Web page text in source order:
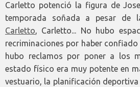
Carletto potenció la figura de
temporada soñada a pesar de
Carletto, Carletto... No hubo
recriminaciones por haber
hubo reclamos por poner a los
estado físico era muy potente en
vestuario, la planificación